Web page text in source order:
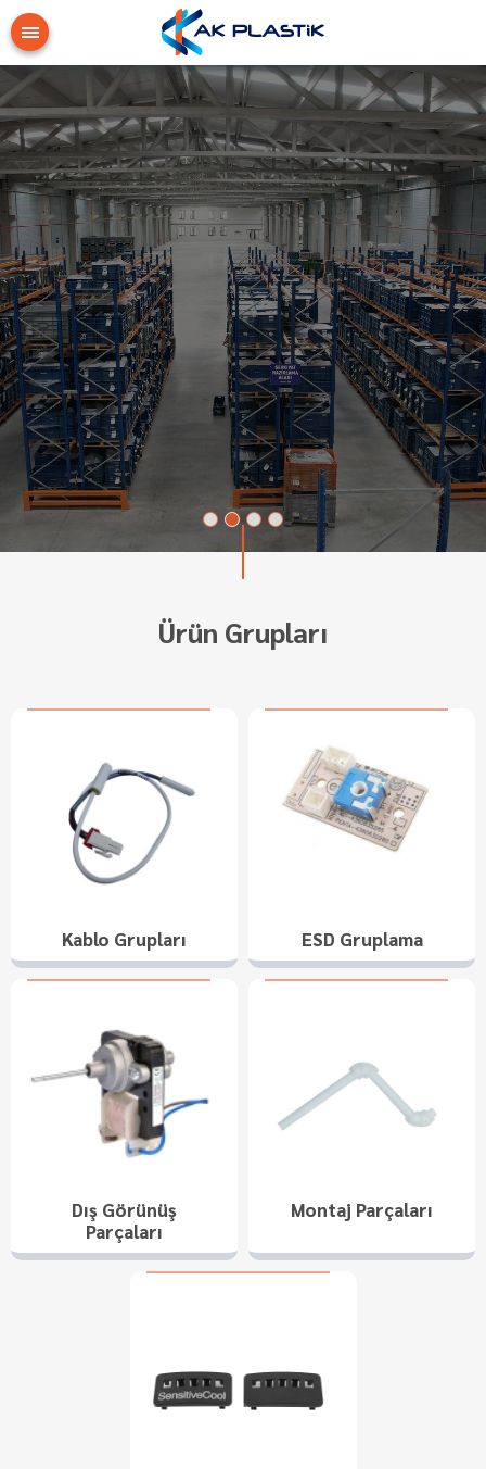
Ürün Grupları
Kablo Grupları ESD Gruplama
Dış Görünüş
Parçaları
Montaj Parçaları